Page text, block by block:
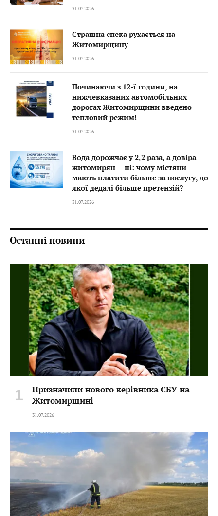
31.07.2026
Страшна спека рухається на
Житомирщину
31.07.2026
Починаючи з 12-ї години, на
нижчевказаних автомобільних
дорогах Житомирщини введено
тепловий режим!
31.07.2026
Вода дорожчає у 2,2 раза, а довіра
житомирян — ні: чому містяни
мають платити більше за послугу, до
якої дедалі більше претензій?
31.07.2026
Останні новини
Призначили нового керівника СБУ на
Житомирщині
31.07.2026